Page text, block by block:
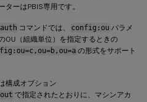
ターはPBIS専用です。
コマンドでは、 config:ou パラメ
OU（組織単位）を指定するときの
の形式をサポート
構成オプション
で指定されたとおりに、マシンアカ